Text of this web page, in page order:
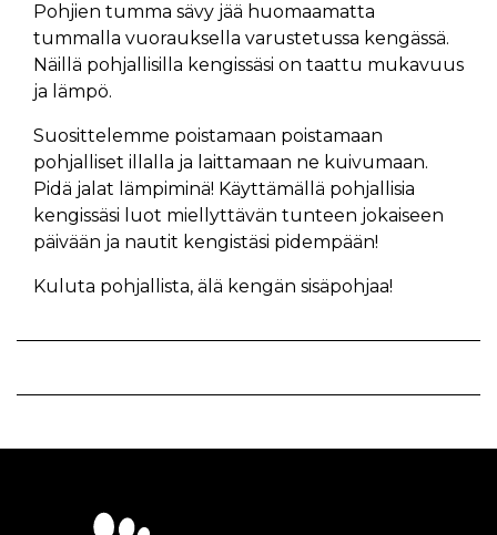
Pohjien tumma sävy jää huomaamatta
tummalla vuorauksella varustetussa kengässä.
Näillä pohjallisilla kengissäsi on taattu mukavuus
ja lämpö.
Suosittelemme poistamaan poistamaan
pohjalliset illalla ja laittamaan ne kuivumaan.
Pidä jalat lämpiminä! Käyttämällä pohjallisia
kengissäsi luot miellyttävän tunteen jokaiseen
päivään ja nautit kengistäsi pidempään!
Kuluta pohjallista, älä kengän sisäpohjaa!